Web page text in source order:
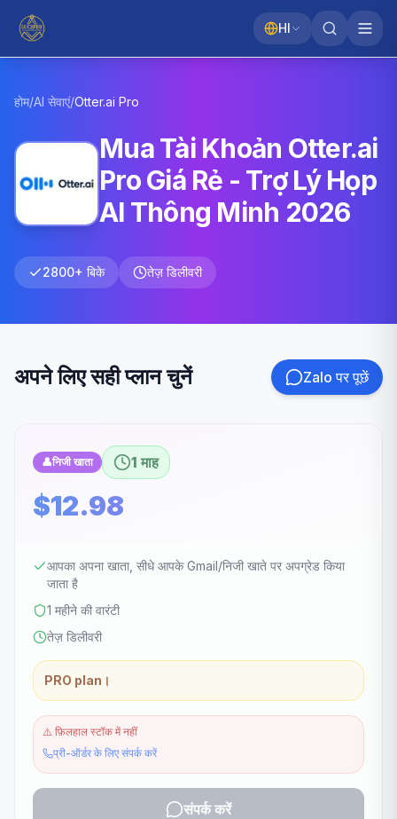
HI
होम/AI सेवाएं/Otter.ai Pro
Mua Tài Khoản Otter.ai
Pro Giá Rẻ - Trợ Lý Họp
AI Thông Minh 2026
2800+ बिके तेज़ डिलीवरी
अपने लिए सही प्लान चुनें Zalo पर पूछें
👤निजी खाता 1 माह
$12.98
आपका अपना खाता, सीधे आपके Gmail/निजी खाते पर अपग्रेड किया
जाता है
1 महीने की वारंटी
तेज़ डिलीवरी
PRO plan।
⚠️ फ़िलहाल स्टॉक में नहीं
प्री-ऑर्डर के लिए संपर्क करें
संपर्क करें